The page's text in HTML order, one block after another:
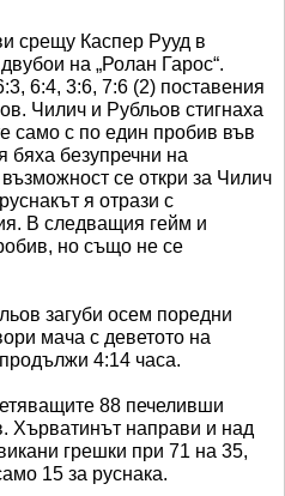
срещу Каспер Рууд в
на „Ролан Гарос“.
6:4, 3:6, 7:6 (2) поставения
Чилич и Рубльов стигнаха
само с по един пробив във
бяха безупречни на
се откри за Чилич
я отрази с
В следващия гейм и
но също не се
загуби осем поредни
мача с деветото на
4:14 часа.
88 печеливши
Хърватинът направи и над
грешки при 71 на 35,
15 за руснака.